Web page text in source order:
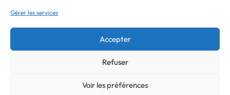
Gérer les services
Accepter
Refuser
Voir les préférences
© 2022 United Persons For Humanness